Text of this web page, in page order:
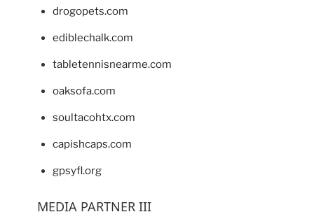
drogopets.com
ediblechalk.com
tabletennisnearme.com
oaksofa.com
soultacohtx.com
capishcaps.com
gpsyfl.org
MEDIA PARTNER III